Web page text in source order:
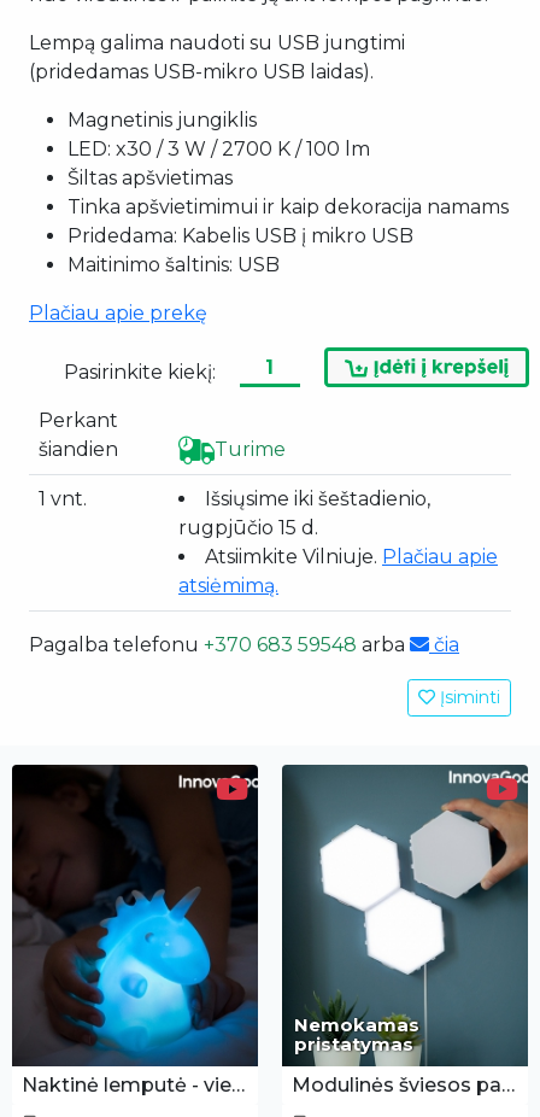
Lempą galima naudoti su USB jungtimi
(pridedamas USB-mikro USB laidas).
Magnetinis jungiklis
LED: x30 / 3 W / 2700 K / 100 lm
Šiltas apšvietimas
Tinka apšvietimimui ir kaip dekoracija namams
Pridedama: Kabelis USB į mikro USB
Maitinimo šaltinis: USB
Plačiau apie prekę
Pasirinkite kiekį:
Perkant
šiandien
Turime
1 vnt.
Išsiųsime iki šeštadienio,
rugpjūčio 15 d.
Atsiimkite Vilniuje. Plačiau apie
atsiėmimą.
Pagalba telefonu +370 683 59548 arba čia
Įsiminti
Naktinė lemputė - vienaragis
Nemokamas
pristatymas
Modulinės šviesos panelės 3vnt.